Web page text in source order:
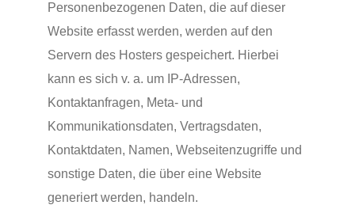
Personenbezogenen Daten, die auf dieser
Website erfasst werden, werden auf den
Servern des Hosters gespeichert. Hierbei
kann es sich v. a. um IP-Adressen,
Kontaktanfragen, Meta- und
Kommunikationsdaten, Vertragsdaten,
Kontaktdaten, Namen, Webseitenzugriffe und
sonstige Daten, die über eine Website
generiert werden, handeln.